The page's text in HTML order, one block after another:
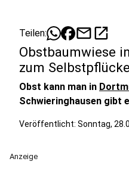
Teilen: mailopen_in_new
Obstbaumwiese
zum
Obst kann man in
Schwieringhausen gibt
Veröffentlicht: Sonntag,
Anzeige